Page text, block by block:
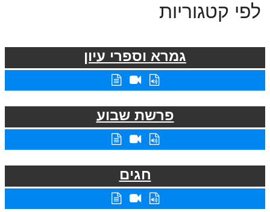
לפי קטגוריות
גמרא וספרי עיון
פרשת שבוע
חגים